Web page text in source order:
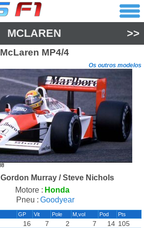
MCLAREN >>
McLaren MP4/4
Os outros modelos
Gordon Murray / Steve Nichols
Motore : Honda
Pneu : Goodyear
GP Vit Pole M,vol Pod Pts
16 7 2 7 14 105